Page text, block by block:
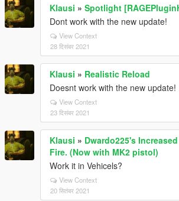
Klausi » Spotlight
Dont work with the new update!
View Context
28 दिसंबर 2021
Klausi » Realistic Reload
Doesnt work with the new update!
View Context
23 दिसंबर 2021
Klausi » Dwardo225's
Fire. (Now with MK2 pistol)
Work it in Vehicels?
View Context
20 सितंबर 2021